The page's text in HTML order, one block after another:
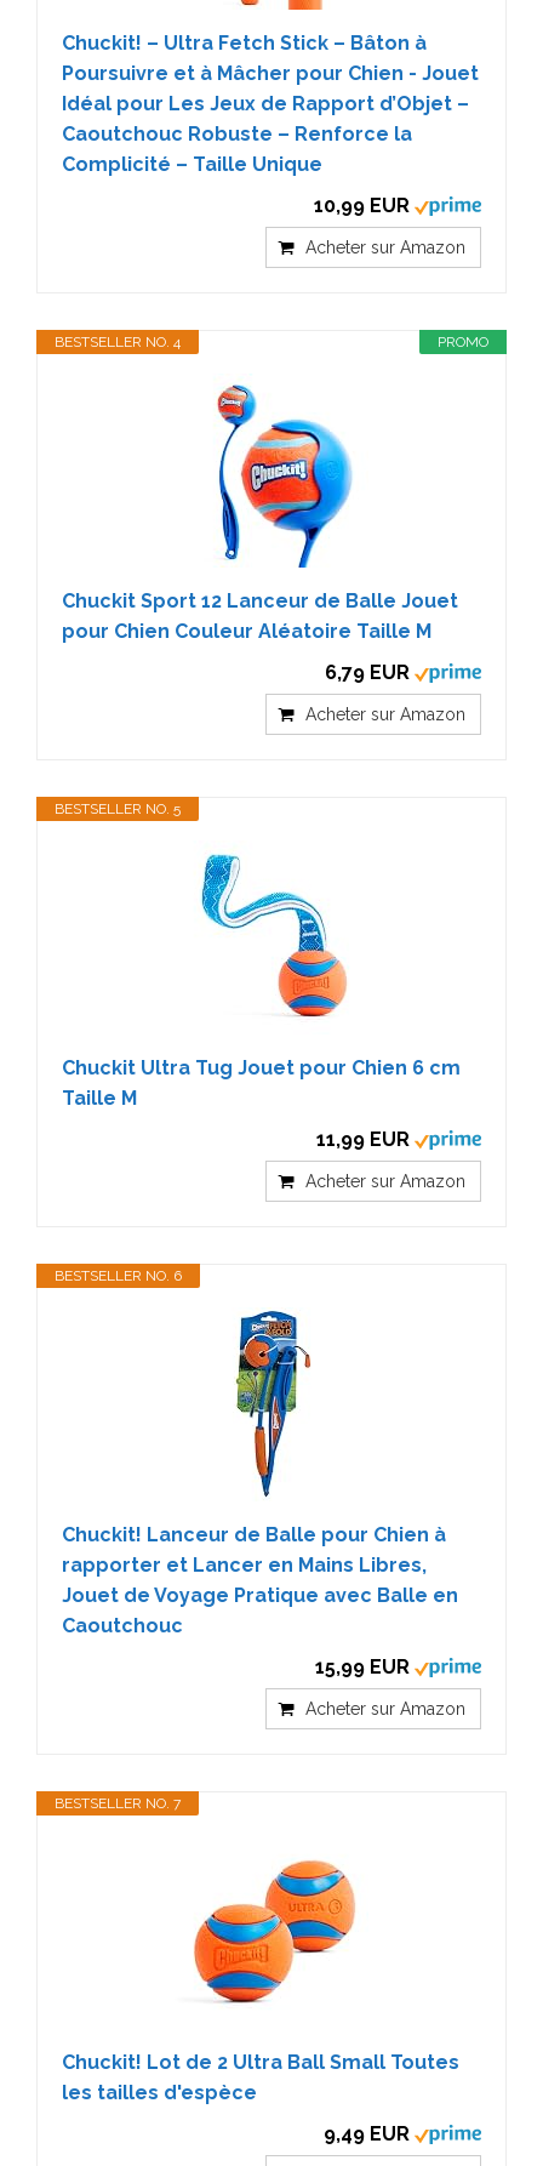
Chuckit! – Ultra Fetch Stick – Bâton à
Poursuivre et à Mâcher pour Chien - Jouet
Idéal pour Les Jeux de Rapport d’Objet –
Caoutchouc Robuste – Renforce la
Complicité – Taille Unique
10,99 EUR
Acheter sur Amazon
PROMO
BESTSELLER NO. 4
Chuckit Sport 12 Lanceur de Balle Jouet
pour Chien Couleur Aléatoire Taille M
6,79 EUR
Acheter sur Amazon
BESTSELLER NO. 5
Chuckit Ultra Tug Jouet pour Chien 6 cm
Taille M
11,99 EUR
Acheter sur Amazon
BESTSELLER NO. 6
Chuckit! Lanceur de Balle pour Chien à
rapporter et Lancer en Mains Libres,
Jouet de Voyage Pratique avec Balle en
Caoutchouc
15,99 EUR
Acheter sur Amazon
BESTSELLER NO. 7
Chuckit! Lot de 2 Ultra Ball Small Toutes
les tailles d'espèce
9,49 EUR